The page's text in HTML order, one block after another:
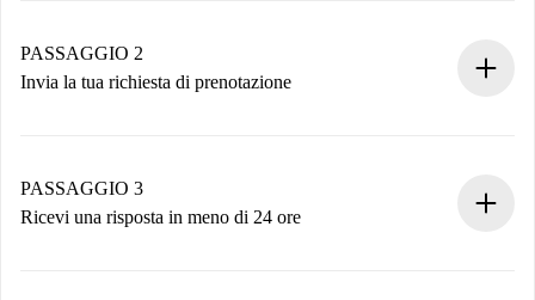
Hai tutte le informazioni necessarie in anticipo.
PASSAGGIO 2
Invia la tua richiesta di prenotazione
non accetta.
PASSAGGIO 3
Ricevi una risposta in meno di 24 ore